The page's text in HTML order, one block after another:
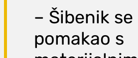
– Šibenik se
pomakao s